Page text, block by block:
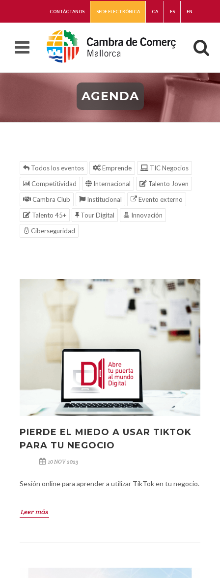
CONTÁCTANOS SEDE ELECTRÓNICA CA ES EN
AGENDA
Todos los eventos Emprende
TIC Negocios
Competitividad
Internacional
Talento Joven
Cambra Club
Institucional
Evento externo
Talento 45+
Tour Digital
Innovación
Ciberseguridad
PIERDE EL MIEDO A USAR TIKTOK
PARA TU NEGOCIO
10 NOV 2023
Sesión online para aprender a utilizar TikTok en tu negocio.
Leer más